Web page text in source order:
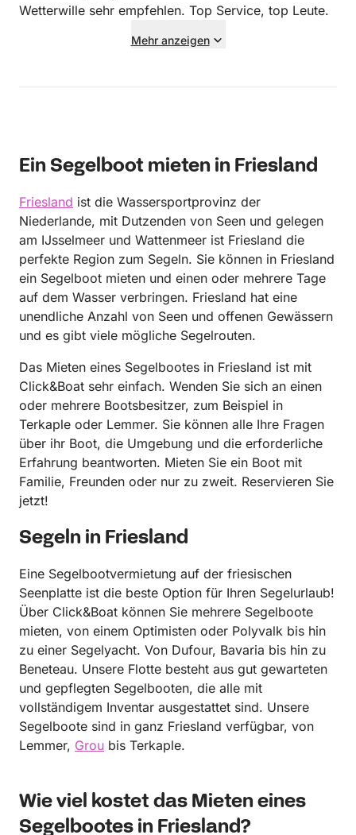
Hafen eine Dusche. Weiter haben wir Fingerringe auf
unkompliziert eine Lösung gefunden, damit die
schöner Urlaub, und es war bestimmt nicht unser
Wetterwille sehr empfehlen. Top Service, top Leute.
Mehr anzeigen
Ein Segelboot mieten in Friesland
Friesland ist die Wassersportprovinz der
Niederlande, mit Dutzenden von Seen und gelegen
am IJsselmeer und Wattenmeer ist Friesland die
perfekte Region zum Segeln. Sie können in Friesland
ein Segelboot mieten und einen oder mehrere Tage
auf dem Wasser verbringen. Friesland hat eine
unendliche Anzahl von Seen und offenen Gewässern
und es gibt viele mögliche Segelrouten.
Das Mieten eines Segelbootes in Friesland ist mit
Click&Boat sehr einfach. Wenden Sie sich an einen
oder mehrere Bootsbesitzer, zum Beispiel in
Terkaple oder Lemmer. Sie können alle Ihre Fragen
über ihr Boot, die Umgebung und die erforderliche
Erfahrung beantworten. Mieten Sie ein Boot mit
Familie, Freunden oder nur zu zweit. Reservieren Sie
jetzt!
Segeln in Friesland
Eine Segelbootvermietung auf der friesischen
Seenplatte ist die beste Option für Ihren Segelurlaub!
Über Click&Boat können Sie mehrere Segelboote
mieten, von einem Optimisten oder Polyvalk bis hin
zu einer Segelyacht. Von Dufour, Bavaria bis hin zu
Beneteau. Unsere Flotte besteht aus gut gewarteten
und gepflegten Segelbooten, die alle mit
vollständigem Inventar ausgestattet sind. Unsere
Segelboote sind in ganz Friesland verfügbar, von
Lemmer, Grou bis Terkaple.
Wie viel kostet das Mieten eines
Segelbootes in Friesland?